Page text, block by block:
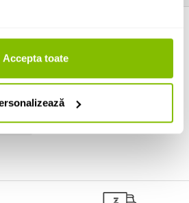
Accepta toate